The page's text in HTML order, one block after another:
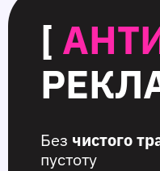
[
Без чистого
пустоту